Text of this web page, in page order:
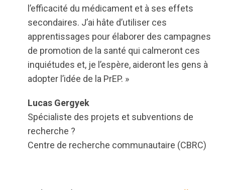
l’efficacité du médicament et à ses effets
secondaires. J’ai hâte d’utiliser ces
apprentissages pour élaborer des campagnes
de promotion de la santé qui calmeront ces
inquiétudes et, je l’espère, aideront les gens à
adopter l’idée de la PrEP. »
Lucas Gergyek
Spécialiste des projets et subventions de
recherche ?
Centre de recherche communautaire (CBRC)